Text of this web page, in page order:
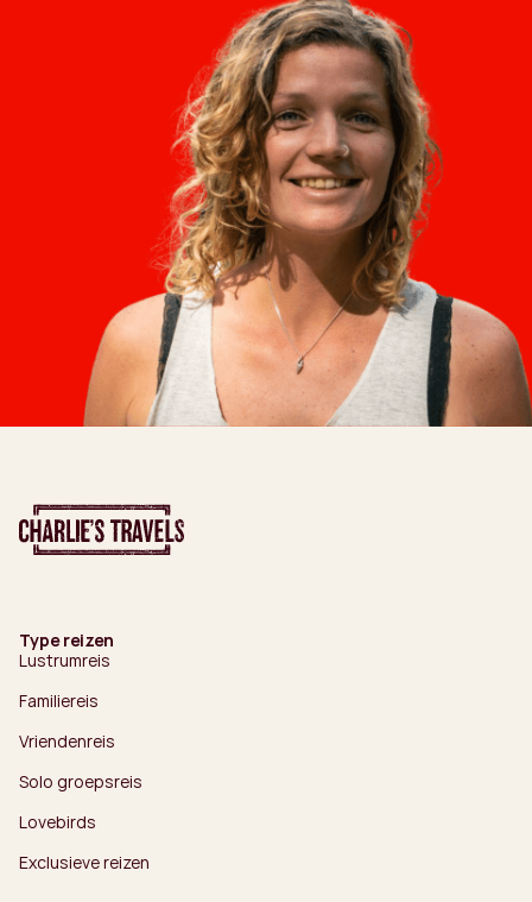
Type reizen
Lustrumreis
Familiereis
Vriendenreis
Solo groepsreis
Lovebirds
Exclusieve reizen